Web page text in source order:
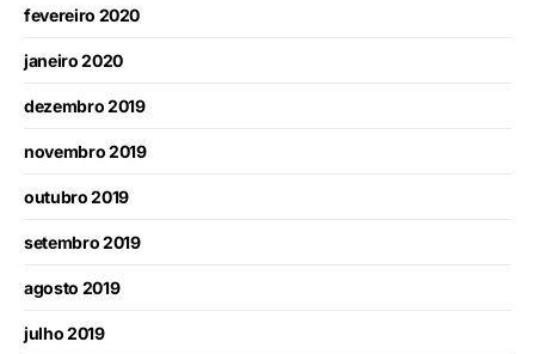
fevereiro 2020
janeiro 2020
dezembro 2019
novembro 2019
outubro 2019
setembro 2019
agosto 2019
julho 2019